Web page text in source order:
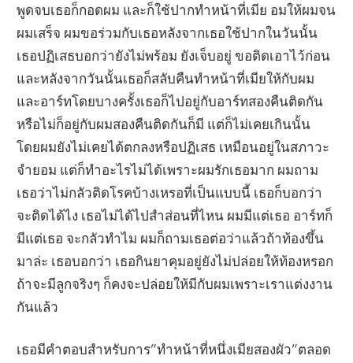
พูดจบเธอก็กอดผม และก็ใช้ปากทำหน้าที่เมีย อมให้ผมจน
ผมเสร็จ ผมขอร่วมกับเธอหลังจากเธอใช้ปากในวันนั้น
เธอปฏิเสธบอกว่ายังไม่พร้อม ยังเจ็บอยู่ ขอติดเอาไว้ก่อน
และหลังจากวันนั้นเธอก็สลับคืนทำหน้าที่เมียให้กับผม
และอาร์ทโดยบางครั้งเธอก็ไปอยู่กับอาร์ทสองคืนติดกัน
หรือไม่ก็อยู่กับผมสองคืนติดกันก็มี แต่ก็ไม่เคยเกินนั้น
โดยผมยังไม่เคยได้ตกลงหรือปฏิเสธ เหมือนอยู่ในสภาวะ
จำยอม แต่ก็ทำอะไรไม่ได้เพราะผมรักเธอมาก ผมถาม
เธอว่าไม่กลัวติดโรคบ้างเหรอที่เป็นแบบนี้ เธอก็บอกว่า
จะติดได้ไง เธอไม่ได้ไปสำส่อนที่ไหน ผมมีแต่เธอ อาร์ทก็
มีแต่เธอ จะกลัวทำไม ผมก็ถามเธอต่อว่าแล้วถ้าท้องขึ้น
มาล่ะ เธอบอกว่า เธอกินยาคุมอยู่ยังไม่ปล่อยให้ท้องหรอก
ถ้าจะมีลูกจริงๆ ก็คงจะปล่อยให้มีกับผมเพราะเราแต่งงาน
กันแล้ว
เธอมีคำตอบสำหรับการ”ทำหน้าที่หนึ่งเมียสองผัว”ตลอด